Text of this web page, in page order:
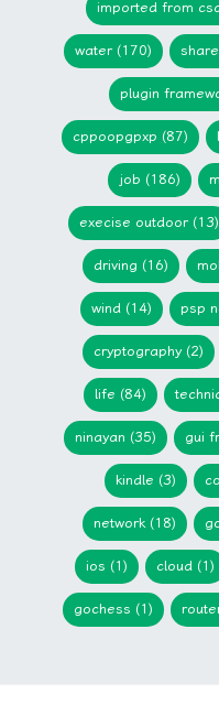
imported from
water (170)
plugin
cppoopgpxp (87)
job (186)
execise outdoor (13)
driving (16)
wind (14) psp
cryptography (2)
life (84)
ninayan (35) gui
kindle (3)
network (18)
ios (1) cloud (1)
gochess (1)